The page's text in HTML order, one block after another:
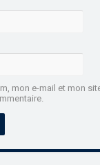
mon e-mail et mon